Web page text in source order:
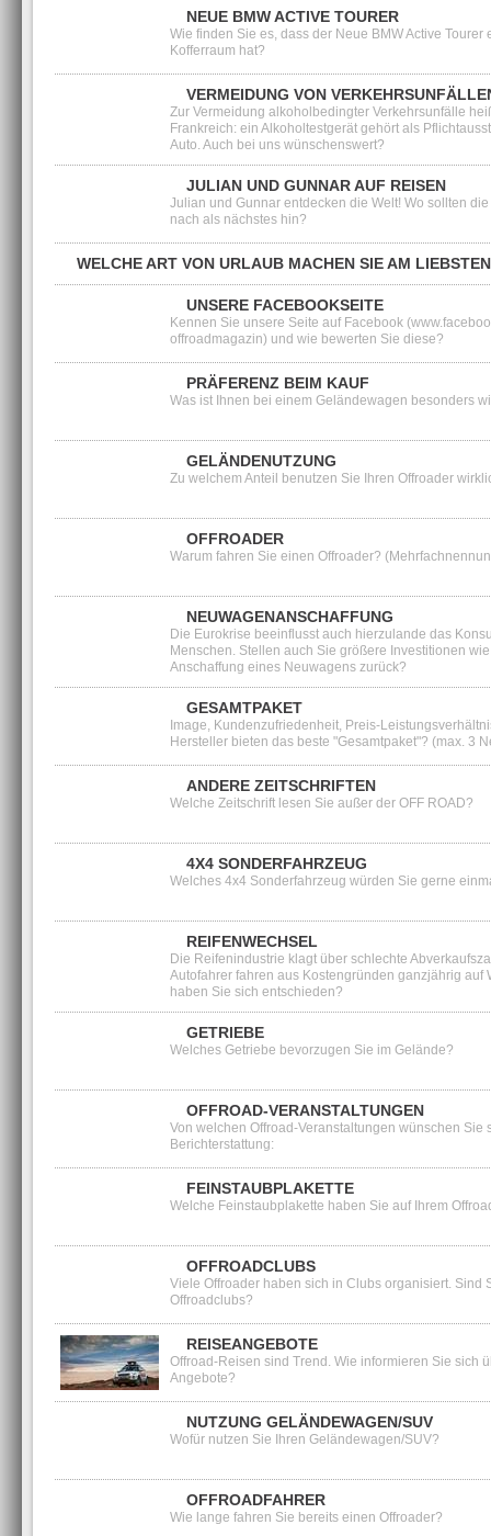
NEUE BMW ACTIVE TOURER
Wie finden Sie es, dass der Neue BMW Active Tourer
Kofferraum hat?
VERMEIDUNG VON
Zur Vermeidung alkoholbedingter Verkehrsunfälle
Frankreich: ein Alkoholtestgerät gehört als
Auto. Auch bei uns wünschenswert?
JULIAN UND GUNNAR AUF REISEN
Julian und Gunnar entdecken die Welt! Wo sollten
nach als nächstes hin?
WELCHE ART VON URLAUB MACHEN SIE AM
UNSERE FACEBOOKSEITE
Kennen Sie unsere Seite auf Facebook
offroadmagazin) und wie bewerten Sie diese?
PRÄFERENZ BEIM KAUF
Was ist Ihnen bei einem Geländewagen besonders
GELÄNDENUTZUNG
Zu welchem Anteil benutzen Sie Ihren Offroader
OFFROADER
Warum fahren Sie einen Offroader?
NEUWAGENANSCHAFFUNG
Die Eurokrise beeinflusst auch hierzulande das
Menschen. Stellen auch Sie größere Investitionen
Anschaffung eines Neuwagens zurück?
GESAMTPAKET
Image, Kundenzufriedenheit, Preis-
Hersteller bieten das beste "Gesamtpaket"? (max. 3
ANDERE ZEITSCHRIFTEN
Welche Zeitschrift lesen Sie außer der OFF ROAD?
4X4 SONDERFAHRZEUG
Welches 4x4 Sonderfahrzeug würden Sie gerne
REIFENWECHSEL
Die Reifenindustrie klagt über schlechte
Autofahrer fahren aus Kostengründen ganzjährig auf
haben Sie sich entschieden?
GETRIEBE
Welches Getriebe bevorzugen Sie im Gelände?
OFFROAD-VERANSTALTUNGEN
Von welchen Offroad-Veranstaltungen wünschen Sie
Berichterstattung:
FEINSTAUBPLAKETTE
Welche Feinstaubplakette haben Sie auf Ihrem
OFFROADCLUBS
Viele Offroader haben sich in Clubs organisiert. Sind
Offroadclubs?
REISEANGEBOTE
Offroad-Reisen sind Trend. Wie informieren Sie sich
Angebote?
NUTZUNG GELÄNDEWAGEN/SUV
Wofür nutzen Sie Ihren Geländewagen/SUV?
OFFROADFAHRER
Wie lange fahren Sie bereits einen Offroader?